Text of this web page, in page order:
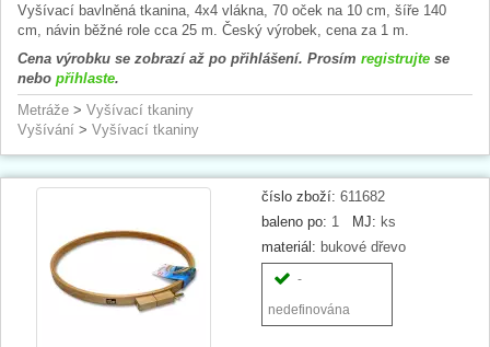
Vyšívací bavlněná tkanina, 4x4 vlákna, 70 oček na 10 cm, šíře 140
cm, návin běžné role cca 25 m. Český výrobek, cena za 1 m.
Cena výrobku se zobrazí až po přihlášení. Prosím registrujte se
nebo přihlaste.
Metráže > Vyšívací tkaniny
Vyšívání > Vyšívací tkaniny
číslo zboží: 611682
baleno po: 1 MJ: ks
materiál: bukové dřevo
-
nedefinována